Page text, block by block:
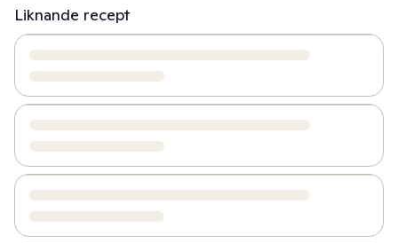
Liknande recept